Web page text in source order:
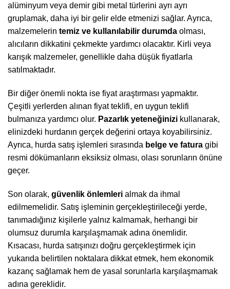
alüminyum veya demir gibi metal türlerini ayrı ayrı
gruplamak, daha iyi bir gelir elde etmenizi sağlar. Ayrıca,
malzemelerin temiz ve kullanılabilir durumda olması,
alıcıların dikkatini çekmekte yardımcı olacaktır. Kirli veya
karışık malzemeler, genellikle daha düşük fiyatlarla
satılmaktadır.
Bir diğer önemli nokta ise fiyat araştırması yapmaktır.
Çeşitli yerlerden alınan fiyat teklifi, en uygun teklifi
bulmanıza yardımcı olur. Pazarlık yeteneğinizi kullanarak,
elinizdeki hurdanın gerçek değerini ortaya koyabilirsiniz.
Ayrıca, hurda satış işlemleri sırasında belge ve fatura gibi
resmi dökümanların eksiksiz olması, olası sorunların önüne
geçer.
Son olarak, güvenlik önlemleri almak da ihmal
edilmemelidir. Satış işleminin gerçekleştirileceği yerde,
tanımadığınız kişilerle yalnız kalmamak, herhangi bir
olumsuz durumla karşılaşmamak adına önemlidir.
Kısacası, hurda satışınızı doğru gerçekleştirmek için
yukarıda belirtilen noktalara dikkat etmek, hem ekonomik
kazanç sağlamak hem de yasal sorunlarla karşılaşmamak
adına gereklidir.